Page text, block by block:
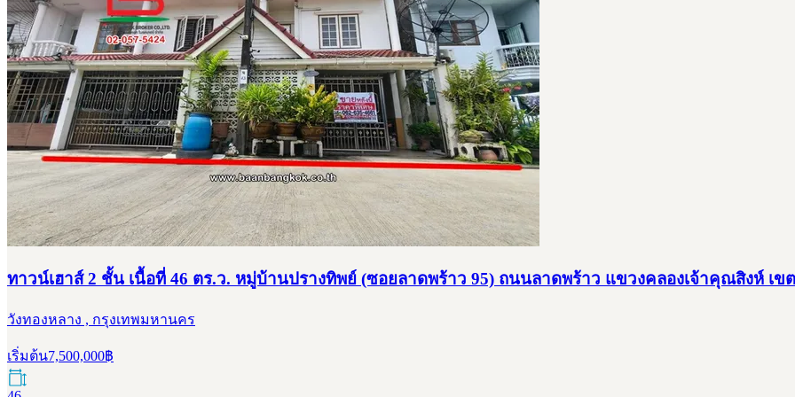
ทาวน์เฮาส์ 2 ชั้น เนื้อที่ 46 ตร.ว. หมู่บ้านปรางทิพย์ (ซอยลาดพร้าว 95) ถนนลาดพร้าว แขวงคลองเจ้าคุณสิงห์ เข
วังทองหลาง , กรุงเทพมหานคร
เริ่มต้น7,500,000฿